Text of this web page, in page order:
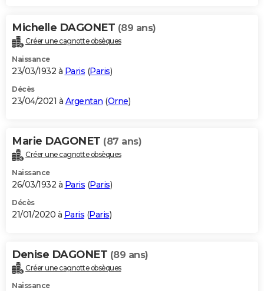
Michelle DAGONET (89 ans)
Créer une cagnotte obsèques
Naissance
23/03/1932 à Paris (Paris)
Décès
23/04/2021 à Argentan (Orne)
Marie DAGONET (87 ans)
Créer une cagnotte obsèques
Naissance
26/03/1932 à Paris (Paris)
Décès
21/01/2020 à Paris (Paris)
Denise DAGONET (89 ans)
Créer une cagnotte obsèques
Naissance